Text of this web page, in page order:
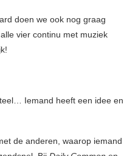
doen we ook nog graag
vier continu met muziek
Iemand heeft een idee en
de anderen, waarop iemand